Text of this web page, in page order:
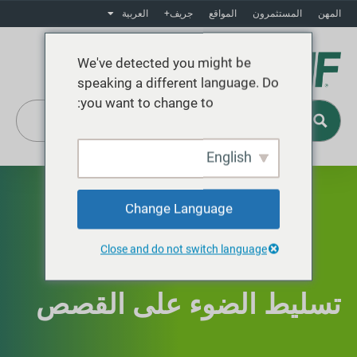
المهن المستثمرون المواقع جريف+ العربية
تسليط الضوء على القصص
We've detected you might be
speaking a different language. Do
you want to change to:
English
Change Language
Close and do not switch language